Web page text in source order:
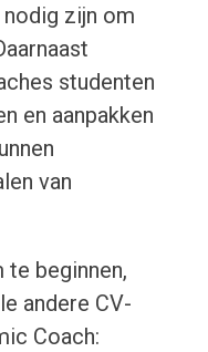
zijn om
studenten
en aanpakken
van
te beginnen,
andere CV-
Coach: